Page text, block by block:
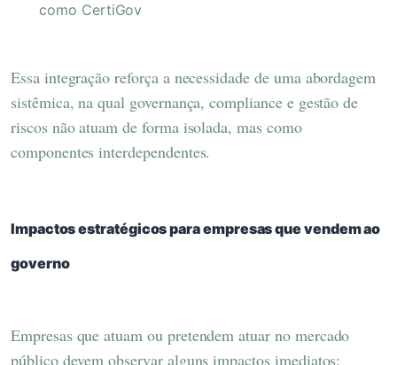
como CertiGov
Essa integração reforça a necessidade de uma abordagem
sistêmica, na qual governança, compliance e gestão de
riscos não atuam de forma isolada, mas como
componentes interdependentes.
Impactos estratégicos para empresas que vendem ao
governo
Empresas que atuam ou pretendem atuar no mercado
público devem observar alguns impactos imediatos: